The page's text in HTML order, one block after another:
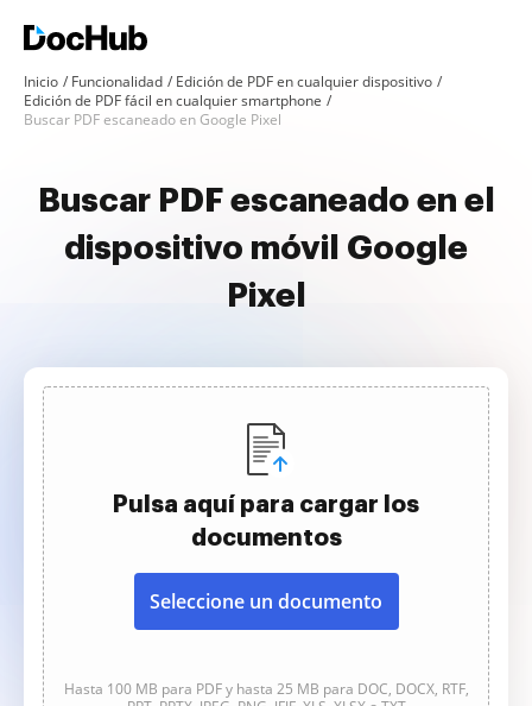
Inicio Funcionalidad
Edición de PDF en cualquier dispositivo
Edición de PDF fácil en cualquier smartphone
Buscar PDF escaneado en Google Pixel
Buscar PDF escaneado en el
dispositivo móvil Google
Pixel
Pulsa aquí para cargar los
documentos
Seleccione un documento
Hasta 100 MB para PDF y hasta 25 MB para DOC, DOCX, RTF,